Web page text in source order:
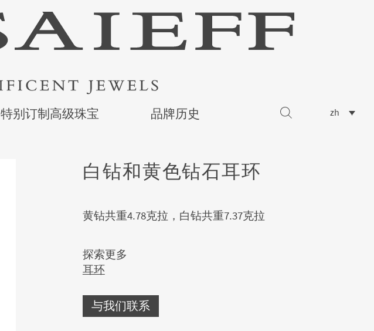
特别订制高级珠宝 品牌历史 zh
白钻和黄色钻石耳环
黄钻共重4.78克拉，白钻共重7.37克拉
探索更多
耳环
与我们联系